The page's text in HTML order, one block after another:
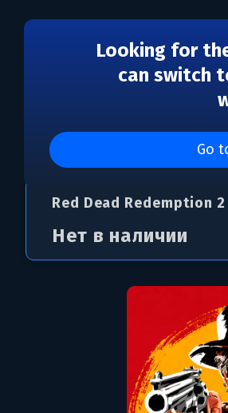
Looking for
can switch
Go
Red Dead
Red Dead Redemption 2
Нет в наличии